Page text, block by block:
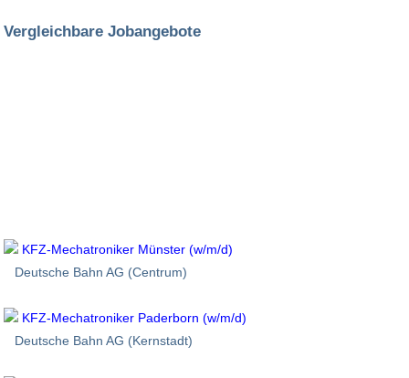
Vergleichbare Jobangebote
KFZ-Mechatroniker Münster (w/m/d)
Deutsche Bahn AG (Centrum)
KFZ-Mechatroniker Paderborn (w/m/d)
Deutsche Bahn AG (Kernstadt)